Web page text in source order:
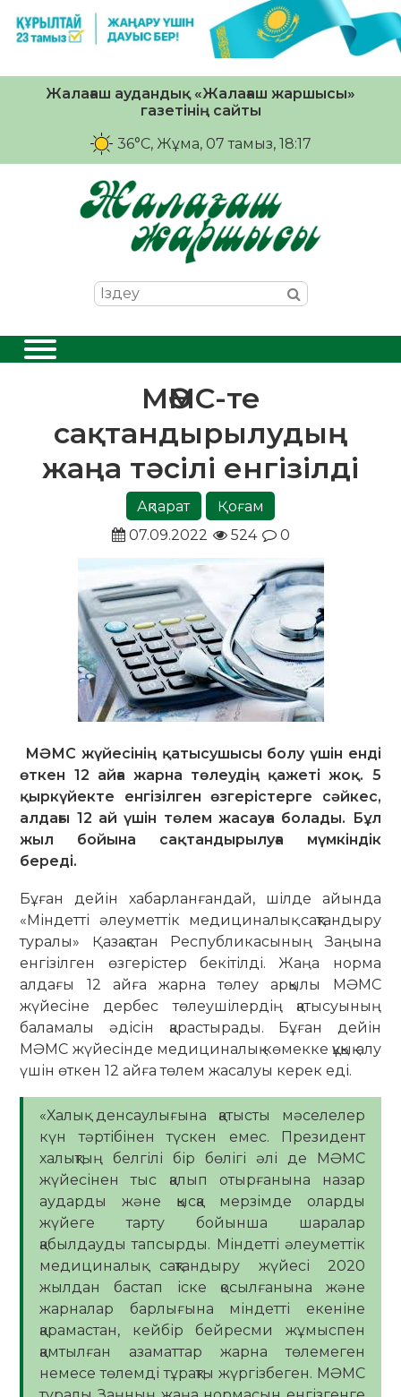
Жалағаш аудандық «Жалағаш жаршысы»
газетінің сайты
36°C, Жұма, 07 тамыз, 18:17
МӘМС-те
сақтандырылудың
жаңа тәсілі енгізілді
Ақпарат
Қоғам
07.09.2022
524 0
МӘМС жүйесінің қатысушысы болу үшін енді
өткен 12 айға жарна төлеудің қажеті жоқ. 5
қыркүйекте енгізілген өзгерістерге сәйкес,
алдағы 12 ай үшін төлем жасауға болады. Бұл
жыл бойына сақтандырылуға мүмкіндік
береді.
Бұған дейін хабарланғандай, шілде айында
«Міндетті әлеуметтік медициналық сақтандыру
туралы» Қазақстан Республикасының Заңына
енгізілген өзгерістер бекітілді. Жаңа норма
алдағы 12 айға жарна төлеу арқылы МӘМС
жүйесіне дербес төлеушілердің қатысуының
баламалы әдісін қарастырады. Бұған дейін
МӘМС жүйесінде медициналық көмекке құқық алу
үшін өткен 12 айға төлем жасалуы керек еді.
«Халық денсаулығына қатысты мәселелер
күн тәртібінен түскен емес. Президент
халықтың белгілі бір бөлігі әлі де МӘМС
жүйесінен тыс қалып отырғанына назар
аударды және қысқа мерзімде оларды
жүйеге тарту бойынша шаралар
қабылдауды тапсырды. Міндетті әлеуметтік
медициналық сақтандыру жүйесі 2020
жылдан бастап іске қосылғанына және
жарналар барлығына міндетті екеніне
қарамастан, кейбір бейресми жұмыспен
қамтылған азаматтар жарна төлемеген
немесе төлемді тұрақты жүргізбеген. МӘМС